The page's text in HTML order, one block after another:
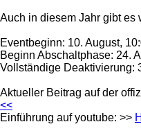
Auch in diesem Jahr gibt es
Eventbeginn: 10. August,
Beginn Abschaltphase: 24.
Vollständige Deaktivierung:
Aktueller Beitrag auf der
<<
Einführung auf youtube: >>